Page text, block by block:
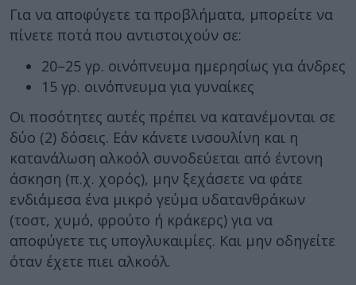
Για να αποφύγετε τα προβλήματα, μπορείτε να
πίνετε ποτά που αντιστοιχούν σε:
20–25 γρ. οινόπνευμα ημερησίως για άνδρες
15 γρ. οινόπνευμα για γυναίκες
Οι ποσότητες αυτές πρέπει να κατανέμονται σε
δύο (2) δόσεις. Εάν κάνετε ινσουλίνη και η
κατανάλωση αλκοόλ συνοδεύεται από έντονη
άσκηση (π.χ. χορός), μην ξεχάσετε να φάτε
ενδιάμεσα ένα μικρό γεύμα υδατανθράκων
(τοστ, χυμό, φρούτο ή κράκερς) για να
αποφύγετε τις υπογλυκαιμίες. Και μην οδηγείτε
όταν έχετε πιει αλκοόλ.